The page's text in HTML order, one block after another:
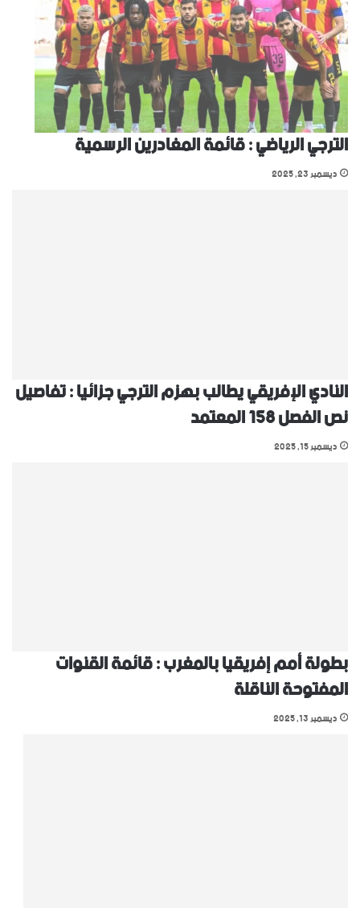
الترجي الرياضي : قائمة المغادرين الرسمية
ديسمبر 23, 2025
النادي الإفريقي يطالب بهزم الترجي جزائيا : تفاصيل
نص الفصل 158 المعتمد
ديسمبر 15, 2025
بطولة أمم إفريقيا بالمغرب : قائمة القنوات
المفتوحة الناقلة
ديسمبر 13, 2025